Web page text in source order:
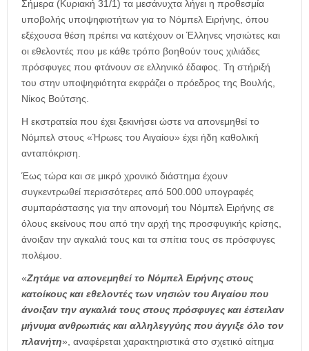
Σήμερα (Κυριακή 31/1) τα μεσάνυχτα λήγει η προθεσμία
υποβολής υποψηφιοτήτων για το Νόμπελ Ειρήνης, όπου
εξέχουσα θέση πρέπει να κατέχουν οι Έλληνες νησιώτες και
οι εθελοντές που με κάθε τρόπο βοηθούν τους χιλιάδες
πρόσφυγες που φτάνουν σε ελληνικό έδαφος. Τη στήριξή
του στην υποψηφιότητα εκφράζει ο πρόεδρος της Βουλής,
Νίκος Βούτσης.
Η εκστρατεία που έχει ξεκινήσει ώστε να απονεμηθεί το
Νόμπελ στους «Ήρωες του Αιγαίου» έχει ήδη καθολική
ανταπόκριση.
Έως τώρα και σε μικρό χρονικό διάστημα έχουν
συγκεντρωθεί περισσότερες από 500.000 υπογραφές
συμπαράστασης για την απονομή του Νόμπελ Ειρήνης σε
όλους εκείνους που από την αρχή της προσφυγικής κρίσης,
άνοιξαν την αγκαλιά τους και τα σπίτια τους σε πρόσφυγες
πολέμου.
«Ζητάμε να απονεμηθεί το Νόμπελ Ειρήνης στους
κατοίκους και εθελοντές των νησιών του Αιγαίου που
άνοιξαν την αγκαλιά τους στους πρόσφυγες και έστειλαν
μήνυμα ανθρωπιάς και αλληλεγγύης που άγγιξε όλο τον
πλανήτη», αναφέρεται χαρακτηριστικά στο σχετικό αίτημα